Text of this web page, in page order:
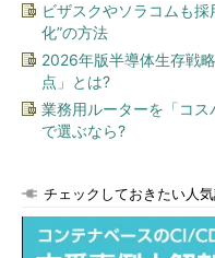
ビザスクやソラコムも
化”の方法
2026年版半導体生存戦
点」とは?
業務用ルーターを「コス
で選ぶなら?
チェックしておきたい人